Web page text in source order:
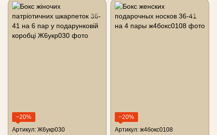
−20%
Артикул: Ж6укр030
−20%
Артикул: ж4бокс0108